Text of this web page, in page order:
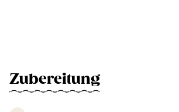
Zubereitung